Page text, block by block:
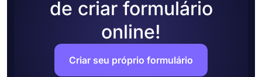
de criar formulário
online!
Criar seu próprio formulário